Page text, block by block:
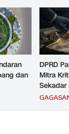
dan
DPRD
Mitra
Sekadar